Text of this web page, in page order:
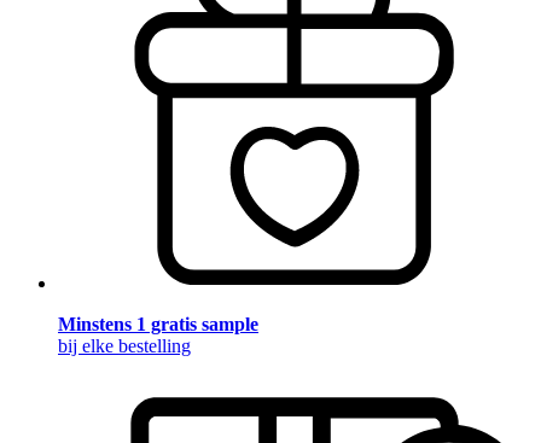
Minstens 1 gratis sample
bij elke bestelling